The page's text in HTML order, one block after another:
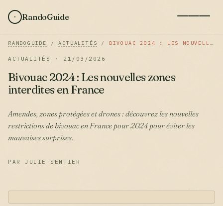
RandoGuide
RANDOGUIDE /ACTUALITÉS / BIVOUAC 2024 : LES NOUVELLES ZONES INTERDITES EN FRANCE
ACTUALITÉS · 21/03/2026
Bivouac 2024 : Les nouvelles zones
interdites en France
Amendes, zones protégées et drones : découvrez les nouvelles
restrictions de bivouac en France pour 2024 pour éviter les
mauvaises surprises.
PAR JULIE SENTIER